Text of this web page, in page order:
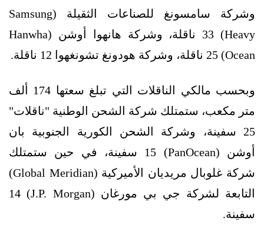
وشركة سامسونغ للصناعات الثقيلة (Samsung
Heavy) 33 ناقلة، وشركة هانهوا أوشن (Hanwha
Ocean) 25 ناقلة، وشركة هودونغ تشونغهوا 12 ناقلة.
وبحسب مالكي الناقلات التي تبلغ سعتها 174 ألف
متر مكعب، ستمتلك شركة الشحن الوطنية "ناقلات"
25 سفينة، وشركة الشحن الكورية الجنوبية بان
أوشن (PanOcean) 15 سفينة، في حين ستمتلك
شركة غلوبال مريديان الأميركية (Global Meridian)
التابعة لشركة جي بي مورغان (J.P. Morgan) 14
سفينة.